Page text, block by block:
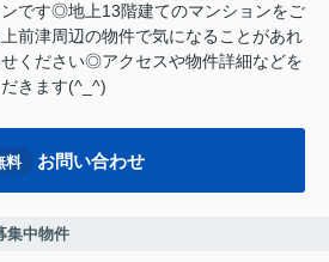
です◎地上13階建てのマンションをご
前津周辺の物件で気になることがあれ
ください◎アクセスや物件詳細などを
きます(^_^)
料 お問い合わせ
集中物件